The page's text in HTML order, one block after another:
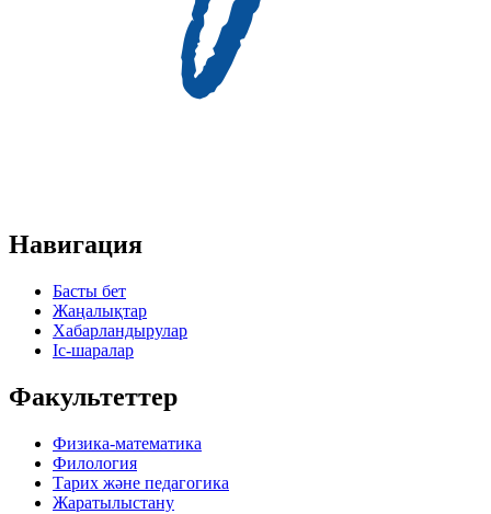
Навигация
Басты бет
Жаңалықтар
Хабарландырулар
Іс-шаралар
Факультеттер
Физика-математика
Филология
Тарих және педагогика
Жаратылыстану